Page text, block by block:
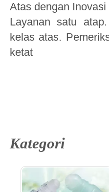
Atas dengan Inovasi
Layanan satu
kelas atas.
ketat
Kategori